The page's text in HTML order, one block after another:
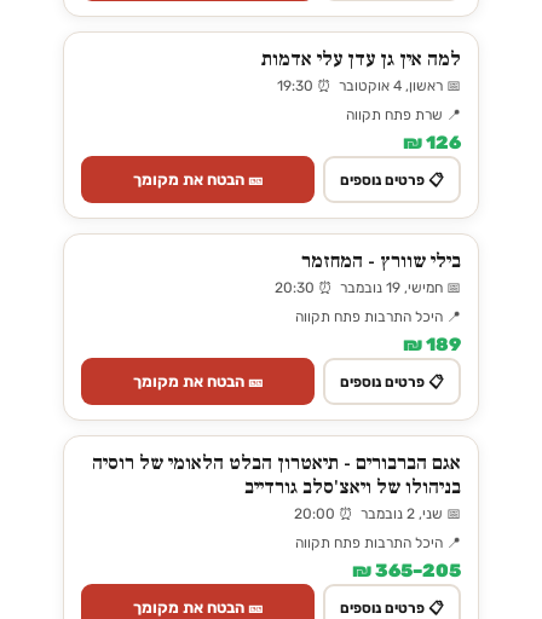
למה אין גן עדן עלי אדמות
📅 ראשון, 4 אוקטובר ⏰ 19:30
📍 שרת פתח תקווה
126 ₪
📋 פרטים נוספים 🎫 הבטח את מקומך
בילי שוורץ - המחזמר
📅 חמישי, 19 נובמבר ⏰ 20:30
📍 היכל התרבות פתח תקווה
189 ₪
📋 פרטים נוספים 🎫 הבטח את מקומך
אגם הברבורים - תיאטרון הבלט הלאומי של רוסיה
בניהולו של ויאצ'סלב גורדייב
📅 שני, 2 נובמבר ⏰ 20:00
📍 היכל התרבות פתח תקווה
205–365 ₪
📋 פרטים נוספים 🎫 הבטח את מקומך